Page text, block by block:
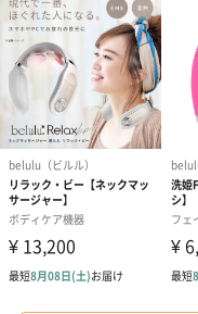
写真付きメッセージカ
ード（680円）
包装紙